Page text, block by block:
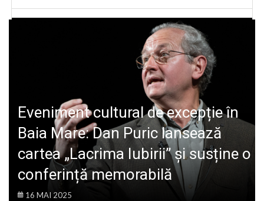
SANATATE
LIFE
Eveniment cultural de excepție în
Baia Mare: Dan Puric lansează
cartea „Lacrima Iubirii” și susține o
conferință memorabilă
16 MAI 2025